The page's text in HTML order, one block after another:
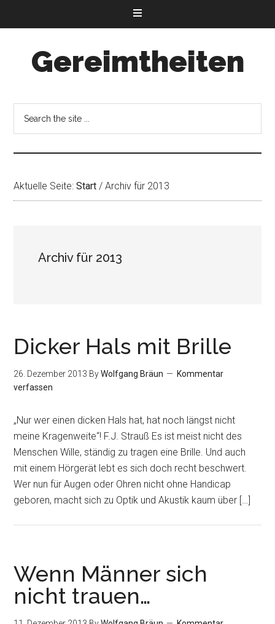
Gereimtheiten
Aktuelle Seite:Start / Archiv für 2013
Archiv für 2013
Dicker Hals mit Brille
26. Dezember 2013 ByWolfgang Bräun
Kommentar
verfassen
„Nur wer einen dicken Hals hat, hat noch längst nicht
meine Kragenweite“! F.J. Strauß Es ist meist nicht des
Menschen Wille, ständig zu tragen eine Brille. Und auch
mit einem Hörgerät lebt es sich doch recht beschwert.
Wer nun für Augen oder Ohren nicht ohne Handicap
geboren, macht sich zu Optik und Akustik kaum über […]
Wenn Männer sich
nicht trauen…